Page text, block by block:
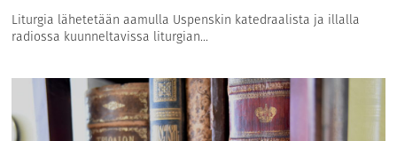
Liturgia lähetetään aamulla Uspenskin katedraalista ja illalla
radiossa kuunneltavissa liturgian...